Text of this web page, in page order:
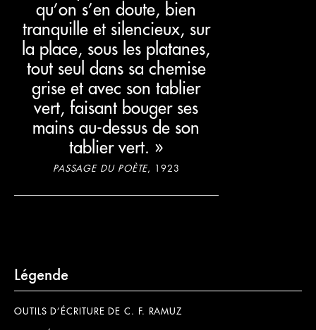
qu’on s’en doute, bien
tranquille et silencieux, sur
la place, sous les platanes,
tout seul dans sa chemise
grise et avec son tablier
vert, faisant bouger ses
mains au-dessus de son
tablier vert. »
PASSAGE DU POÈTE, 1923
Légende
OUTILS D’ÉCRITURE DE C. F. RAMUZ